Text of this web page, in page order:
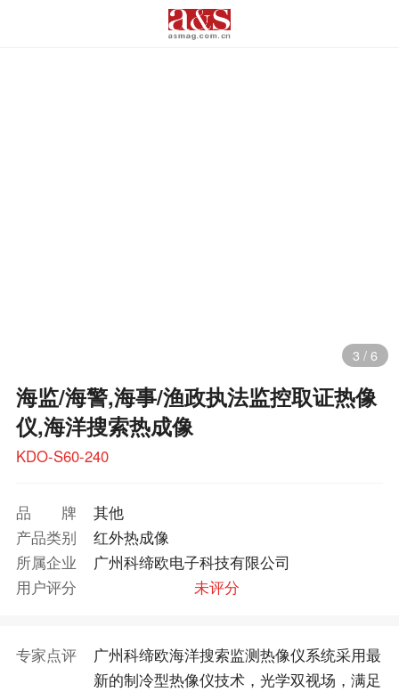
3 /6
海监/海警,海事/渔政执法监控取证热像
仪,海洋搜索热成像
KDO-S60-240
品牌
其他
产品类别
红外热成像
所属企业
广州科缔欧电子科技有限公司
用户评分
未评分
专家点评
广州科缔欧海洋搜索监测热像仪系统采用最
新的制冷型热像仪技术，光学双视场，满足